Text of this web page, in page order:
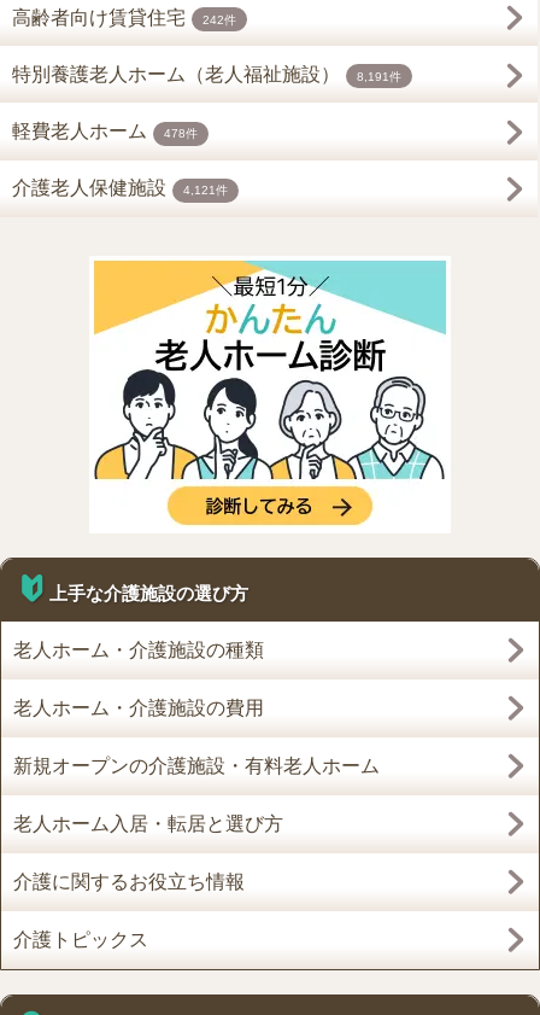
高齢者向け賃貸住宅 242件
特別養護老人ホーム（老人福祉施設） 8,191件
軽費老人ホーム 478件
介護老人保健施設 4,121件
上手な介護施設の選び方
老人ホーム・介護施設の種類
老人ホーム・介護施設の費用
新規オープンの介護施設・有料老人ホーム
老人ホーム入居・転居と選び方
介護に関するお役立ち情報
介護トピックス